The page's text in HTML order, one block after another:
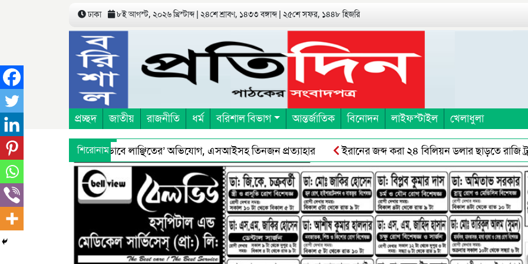
ঢাকা ৮ই আগস্ট, ২০২৬ খ্রিস্টাব্দ | ২৪শে শ্রাবণ, ১৪৩৩ বঙ্গাব্দ | ২৫শে সফর, ১৪৪৮ হিজরি
প্রচ্ছদ জাতীয় রাজনীতি ধর্ম বরিশাল বিভাগ আন্তর্জাতিক বিনোদন লাইফস্টাইল খেলাধুলা
শিরোনাম
তুলে নিয়ে ‘শারীরিকভাবে লাঞ্ছিতের’ অভিযোগ, এসআইসহ তিনজন প্রত্যাহার ইরানের জব্দ করা ২৪ বিলিয়ন ডলার ছাড়তে রাজি ট্রাম্প
স্বাস্থ্য অধিদফতরের মহাপরিচালকের হুশিয়ারী
বরিশালে শ্রমিকদের সঙ্গে ছাত্র-জনতার সংঘর্ষ, ॥ অবরোধের স্থান শ্রমিকরেদর দখলে